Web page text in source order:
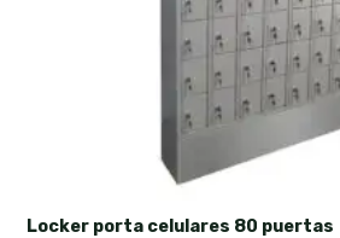
Locker porta celulares 80 puertas